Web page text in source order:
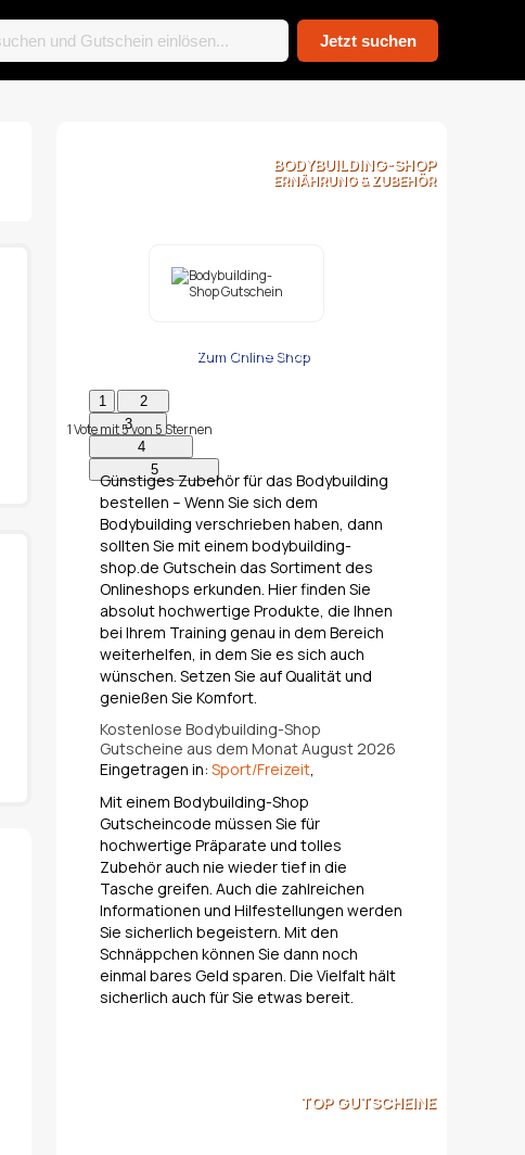
BODYBUILDING-SHOP
ERNÄHRUNG & ZUBEHÖR
Zum Online Shop
1Vote mit5von 5Sternen
Günstiges Zubehör für das Bodybuilding
bestellen – Wenn Sie sich dem
Bodybuilding verschrieben haben, dann
sollten Sie mit einem bodybuilding-
shop.de Gutschein das Sortiment des
Onlineshops erkunden. Hier finden Sie
absolut hochwertige Produkte, die Ihnen
bei Ihrem Training genau in dem Bereich
weiterhelfen, in dem Sie es sich auch
wünschen. Setzen Sie auf Qualität und
genießen Sie Komfort.
Kostenlose Bodybuilding-Shop
Gutscheine aus dem Monat August 2026
Eingetragen in: Sport/Freizeit,
Mit einem Bodybuilding-Shop
Gutscheincode müssen Sie für
hochwertige Präparate und tolles
Zubehör auch nie wieder tief in die
Tasche greifen. Auch die zahlreichen
Informationen und Hilfestellungen werden
Sie sicherlich begeistern. Mit den
Schnäppchen können Sie dann noch
einmal bares Geld sparen. Die Vielfalt hält
sicherlich auch für Sie etwas bereit.
TOPGUTSCHEINE